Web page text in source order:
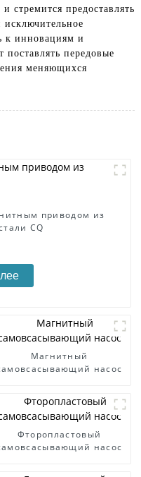
стремится предоставлять
к инновациям и
передовые
меняющихся
приводом из
CQ
Магнитный
насос
Фторопластовый
насос